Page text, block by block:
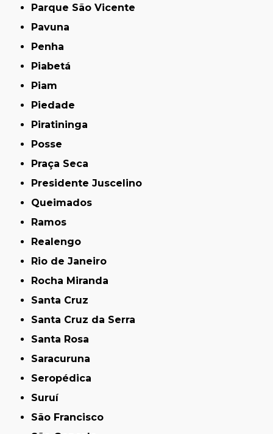
Parque São Vicente
Pavuna
Penha
Piabetá
Piam
Piedade
Piratininga
Posse
Praça Seca
Presidente Juscelino
Queimados
Ramos
Realengo
Rio de Janeiro
Rocha Miranda
Santa Cruz
Santa Cruz da Serra
Santa Rosa
Saracuruna
Seropédica
Suruí
São Francisco